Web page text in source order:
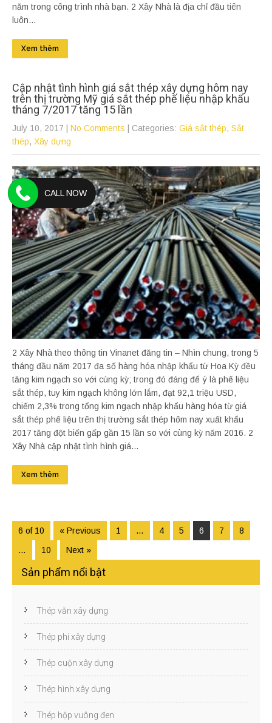
năm trong công trình nhà bạn. 2 Xây Nhà là địa chỉ đầu tiên
luôn...
Xem thêm
Cập nhật tình hình giá sắt thép xây dựng hôm nay
trên thị trường Mỹ giá sắt thép phế liệu nhập khẩu
tháng 7/2017 tăng 15 lần
July 10, 2017 No Comments | Categories: Giá sắt thép, Sắt
thép, Xây dựng
2 Xây Nhà theo thông tin Vinanet đăng tin – Nhìn chung, trong 5
tháng đầu năm 2017 đa số hàng hóa nhập khẩu từ Hoa Kỳ đều
tăng kim ngạch so với cùng kỳ; trong đó đáng để ý là phế liệu
sắt thép, tuy kim ngạch không lớn lắm, đạt 92,1 triệu USD,
chiếm 2,3% trong tổng kim ngạch nhập khẩu hàng hóa từ giá
sắt thép phế liệu trên thị trường sắt thép hôm nay xuất khẩu
2017 tăng đột biến gấp gần 15 lần so với cùng kỳ năm 2016. 2
Xây Nhà cập nhật tình hình giá...
Xem thêm
6 of 10 « Previous 1 … 4 5 6 7
8
…
10 Next »
Sản phẩm nổi bật
Thép vằn xây dựng
Thép phi xây dựng
Thép cuộn xây dựng
Thép hình xây dựng
Thép hộp vuông đen
CALL NOW